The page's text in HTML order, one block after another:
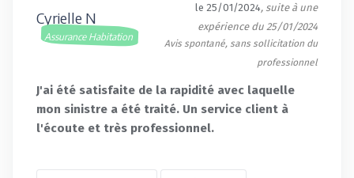
Cyrielle N
Assurance Habitation
le 25/01/2024, suite à une
expérience du 25/01/2024
Avis spontané, sans sollicitation du
professionnel
J'ai été satisfaite de la rapidité avec laquelle
mon sinistre a été traité. Un service client à
l'écoute et très professionnel.